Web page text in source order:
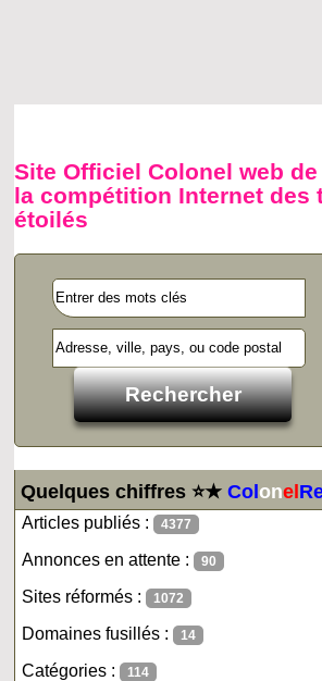
Site Officiel Colonel web de
la compétition Internet des
étoilés
Quelques chiffres ⭐★Colonel
Articles publiés : 4377
Annonces en attente : 90
Sites réformés : 1072
Domaines fusillés : 14
Catégories : 114